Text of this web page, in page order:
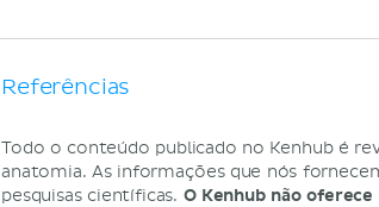
Referências
Todo o conteúdo publicado no Kenhub é
anatomia. As informações que nós
pesquisas científicas. O Kenhub não